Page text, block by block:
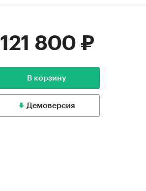
121 800 ₽
В корзину
Демоверсия